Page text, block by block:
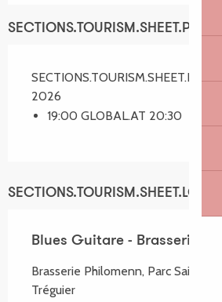
2026
19:00 GLOBAL.AT 20:30
Blues Guitare - Brasserie
Brasserie Philomenn, Parc Sainte
Tréguier